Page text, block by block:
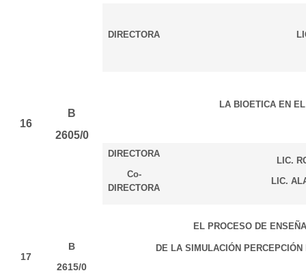
DIRECTORA
16
B
2605/0
LA BIOETICA EN
DIRECTORA
Co-
DIRECTORA
LIC.
LIC.
17
B
2615/0
EL PROCESO DE
DE LA SIMULACIÓN